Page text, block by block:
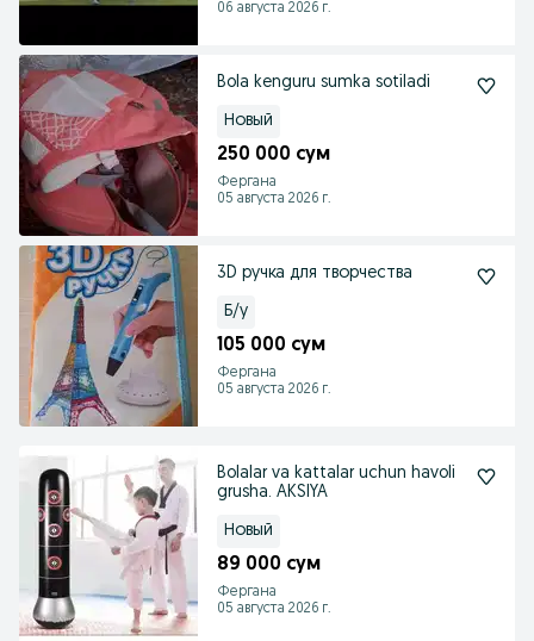
06 августа 2026 г.
Bola kenguru sumka sotiladi
Новый
250 000 сум
Фергана
05 августа 2026 г.
3D ручка для творчества
Б/у
105 000 сум
Фергана
05 августа 2026 г.
Bolalar va kattalar uchun havoli
grusha. AKSIYA
Новый
89 000 сум
Фергана
05 августа 2026 г.